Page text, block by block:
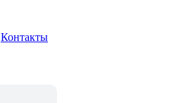
Контакты